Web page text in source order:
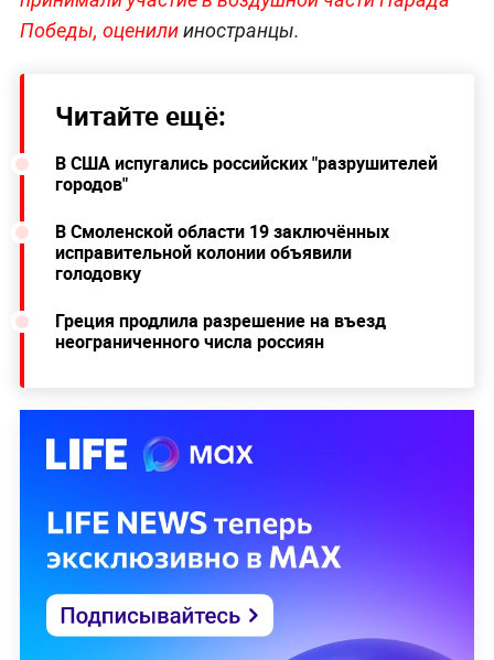
Победы, оценилииностранцы.
Читайте ещё:
В США испугались российских "разрушителей
городов"
В Смоленской области 19 заключённых
исправительной колонии объявили
голодовку
Греция продлила разрешение на въезд
неограниченного числа россиян